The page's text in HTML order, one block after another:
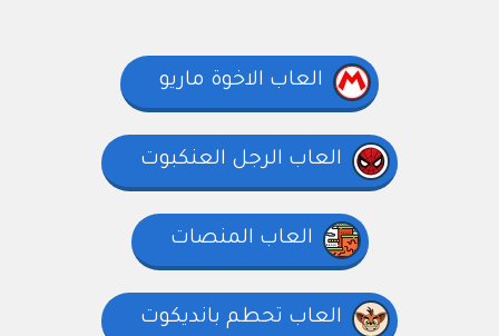
العاب الاخوة ماريو
العاب الرجل العنكبوت
العاب المنصات
العاب تحطم بانديكوت